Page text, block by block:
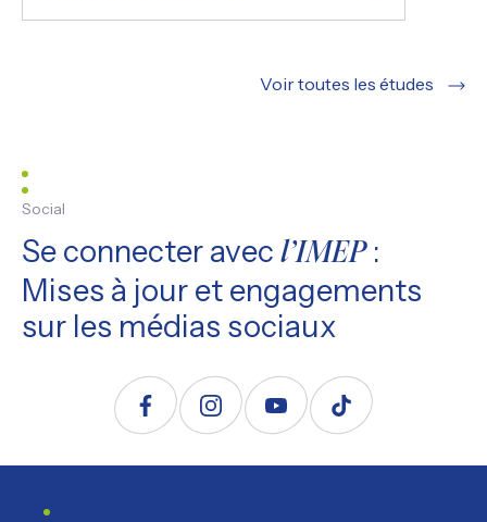
Voir toutes les études
Social
Se connecter avec l’IMEP:
Mises à jour et engagements
sur les médias sociaux